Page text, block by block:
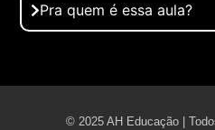
Pra quem é essa aula?
© 2025 AH Educação |